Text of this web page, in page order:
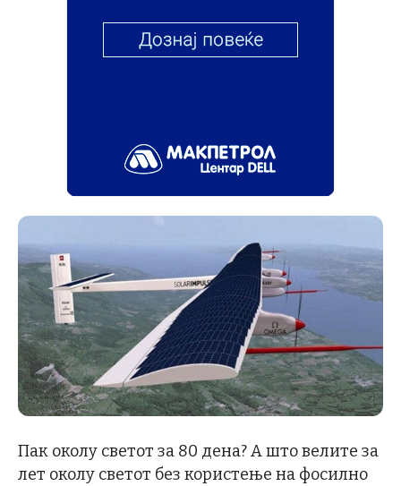
Пак околу светот за 80 дена? А што велите за
лет околу светот без користење на фосилно